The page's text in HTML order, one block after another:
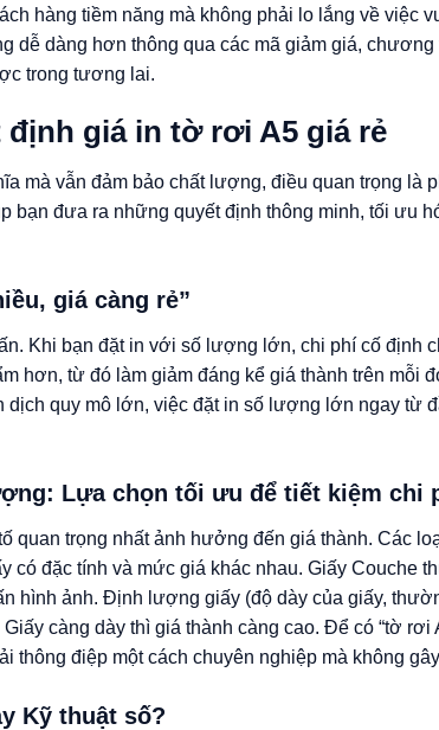
hàng tiềm năng mà không phải lo lắng về việc
dễ dàng hơn thông qua các mã giảm giá,
trong tương lai.
giá in tờ rơi A5 giá rẻ
mà vẫn đảm bảo chất lượng, điều quan trọng là
bạn đưa ra những quyết định thông minh, tối ưu
giá càng rẻ”
Khi bạn đặt in với số lượng lớn, chi phí cố định
hơn, từ đó làm giảm đáng kể giá thành trên mỗi
quy mô lớn, việc đặt in số lượng lớn ngay từ
Lựa chọn tối ưu để tiết kiệm chi
quan trọng nhất ảnh hưởng đến giá thành. Các
có đặc tính và mức giá khác nhau. Giấy Couche
hình ảnh. Định lượng giấy (độ dày của giấy,
càng dày thì giá thành càng cao. Để có “tờ
thông điệp một cách chuyên nghiệp mà không
Kỹ thuật số?